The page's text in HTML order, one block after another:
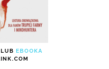
LUB EBOOKA